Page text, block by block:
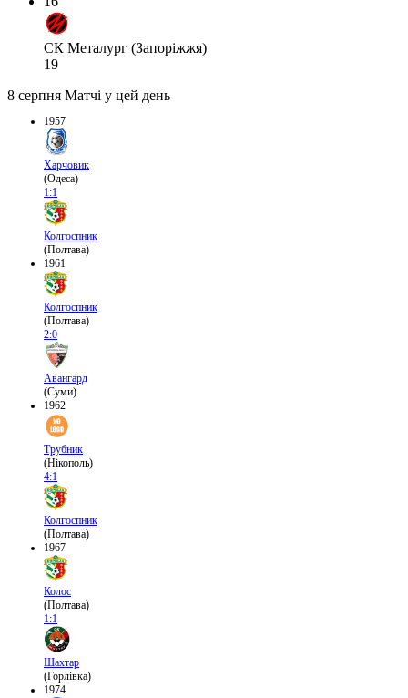
СК Металург (Запоріжжя)
19
8 серпня Матчі у цей день
1957
Харчовик
(Одеса)
1:1
Колгоспник
(Полтава)
1961
Колгоспник
(Полтава)
2:0
Авангард
(Суми)
1962
Трубник
(Нікополь)
4:1
Колгоспник
(Полтава)
1967
Колос
(Полтава)
1:1
Шахтар
(Горлівка)
1974